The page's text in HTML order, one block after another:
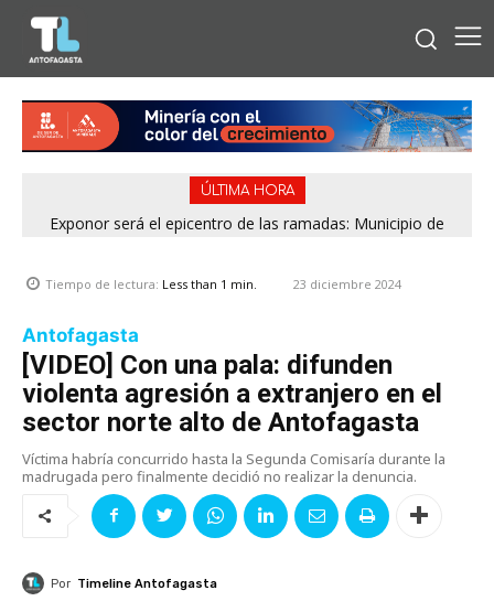
ÚLTIMA HORA
Exponor será el epicentro de las ramadas: Municipio de
Tiempo de lectura: Less than 1 min. 23 diciembre 2024
Antofagasta
[VIDEO] Con una pala: difunden
violenta agresión a extranjero en el
sector norte alto de Antofagasta
Víctima habría concurrido hasta la Segunda Comisaría durante la
madrugada pero finalmente decidió no realizar la denuncia.
Por Timeline Antofagasta